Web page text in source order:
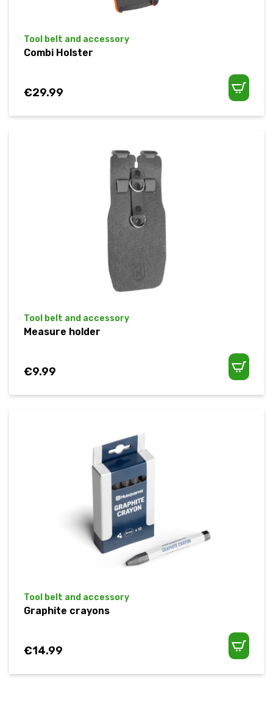
Tool belt and accessory
Combi Holster
€29.99
Tool belt and accessory
Measure holder
€9.99
Tool belt and accessory
Graphite crayons
€14.99